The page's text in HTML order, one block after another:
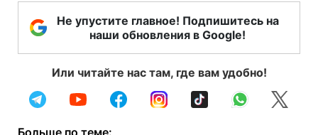
Не упустите главное! Подпишитесь на
наши обновления в Google!
Или читайте нас там, где вам удобно!
Больше по теме: